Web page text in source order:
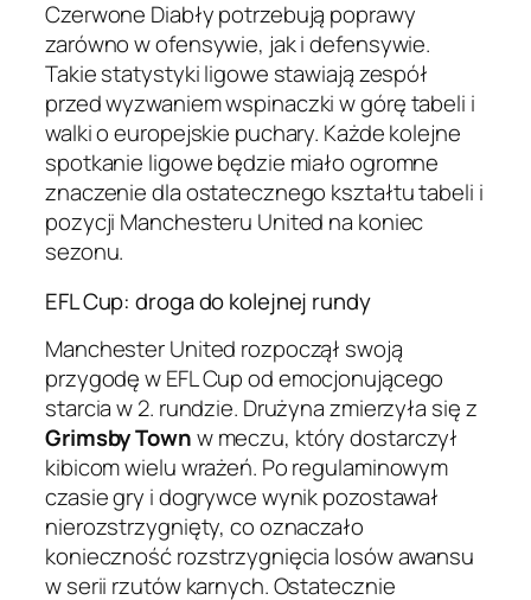
Czerwone Diabły potrzebują poprawy
zarówno w ofensywie, jak i defensywie.
Takie statystyki ligowe stawiają zespół
przed wyzwaniem wspinaczki w górę tabeli i
walki o europejskie puchary. Każde kolejne
spotkanie ligowe będzie miało ogromne
znaczenie dla ostatecznego kształtu tabeli i
pozycji Manchesteru United na koniec
sezonu.
EFL Cup: droga do kolejnej rundy
Manchester United rozpoczął swoją
przygodę w EFL Cup od emocjonującego
starcia w 2. rundzie. Drużyna zmierzyła się z
Grimsby Townw meczu, który dostarczył
kibicom wielu wrażeń. Po regulaminowym
czasie gry i dogrywce wynik pozostawał
nierozstrzygnięty, co oznaczało
konieczność rozstrzygnięcia losów awansu
w serii rzutów karnych. Ostatecznie